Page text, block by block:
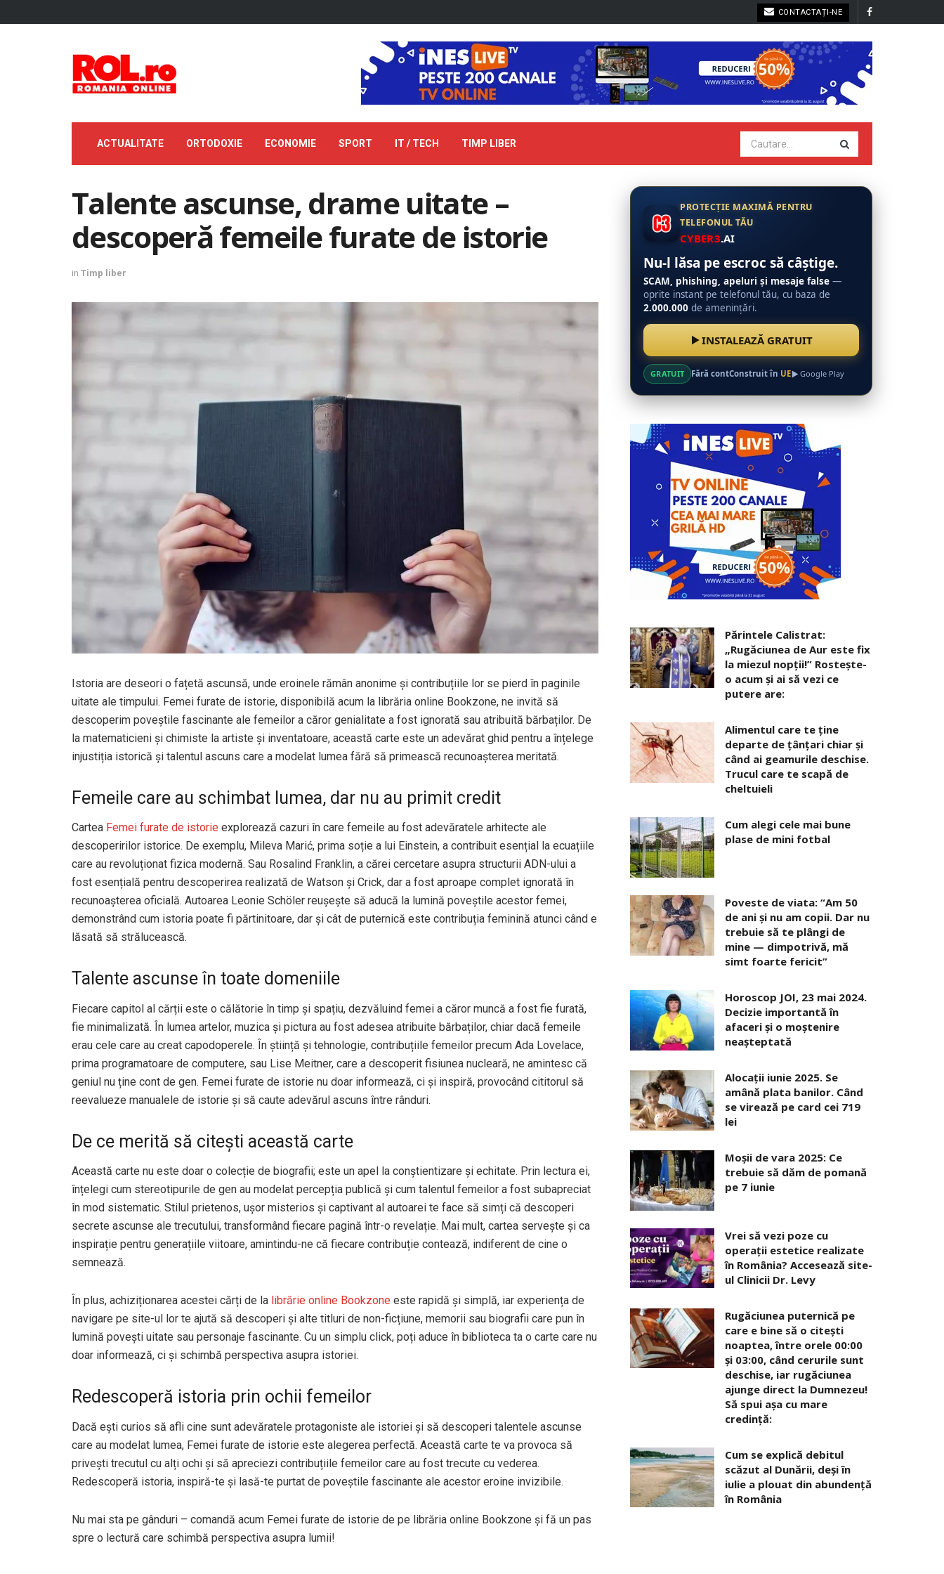
CONTACTAȚI-NE
ACTUALITATE ORTODOXIE ECONOMIE SPORT IT / TECH TIMP LIBER
Talente ascunse, drame uitate –
descoperă femeile furate de istorie
in Timp liber
Istoria are deseori o fațetă ascunsă, unde eroinele rămân anonime și contribuțiile lor se pierd în paginile
uitate ale timpului. Femei furate de istorie, disponibilă acum la librăria online Bookzone, ne invită să
descoperim poveștile fascinante ale femeilor a căror genialitate a fost ignorată sau atribuită bărbaților. De
la matematicieni și chimiste la artiste și inventatoare, această carte este un adevărat ghid pentru a înțelege
injustiția istorică și talentul ascuns care a modelat lumea fără să primească recunoașterea meritată.
Femeile care au schimbat lumea, dar nu au primit credit
Cartea Femei furate de istorie explorează cazuri în care femeile au fost adevăratele arhitecte ale
descoperirilor istorice. De exemplu, Mileva Marić, prima soție a lui Einstein, a contribuit esențial la ecuațiile
care au revoluționat fizica modernă. Sau Rosalind Franklin, a cărei cercetare asupra structurii ADN-ului a
fost esențială pentru descoperirea realizată de Watson și Crick, dar a fost aproape complet ignorată în
recunoașterea oficială. Autoarea Leonie Schöler reușește să aducă la lumină poveștile acestor femei,
demonstrând cum istoria poate fi părtinitoare, dar și cât de puternică este contribuția feminină atunci când e
lăsată să strălucească.
Talente ascunse în toate domeniile
Fiecare capitol al cărții este o călătorie în timp și spațiu, dezvăluind femei a căror muncă a fost fie furată,
fie minimalizată. În lumea artelor, muzica și pictura au fost adesea atribuite bărbaților, chiar dacă femeile
erau cele care au creat capodoperele. În știință și tehnologie, contribuțiile femeilor precum Ada Lovelace,
prima programatoare de computere, sau Lise Meitner, care a descoperit fisiunea nucleară, ne amintesc că
geniul nu ține cont de gen. Femei furate de istorie nu doar informează, ci și inspiră, provocând cititorul să
reevalueze manualele de istorie și să caute adevărul ascuns între rânduri.
De ce merită să citești această carte
Această carte nu este doar o colecție de biografii; este un apel la conștientizare și echitate. Prin lectura ei,
înțelegi cum stereotipurile de gen au modelat percepția publică și cum talentul femeilor a fost subapreciat
în mod sistematic. Stilul prietenos, ușor misterios și captivant al autoarei te face să simți că descoperi
secrete ascunse ale trecutului, transformând fiecare pagină într-o revelație. Mai mult, cartea servește și ca
inspirație pentru generațiile viitoare, amintindu-ne că fiecare contribuție contează, indiferent de cine o
semnează.
În plus, achiziționarea acestei cărți de la librărie online Bookzone este rapidă și simplă, iar experiența de
navigare pe site-ul lor te ajută să descoperi și alte titluri de non-ficțiune, memorii sau biografii care pun în
lumină povești uitate sau personaje fascinante. Cu un simplu click, poți aduce în biblioteca ta o carte care nu
doar informează, ci și schimbă perspectiva asupra istoriei.
Redescoperă istoria prin ochii femeilor
Dacă ești curios să afli cine sunt adevăratele protagoniste ale istoriei și să descoperi talentele ascunse
care au modelat lumea, Femei furate de istorie este alegerea perfectă. Această carte te va provoca să
privești trecutul cu alți ochi și să apreciezi contribuțiile femeilor care au fost trecute cu vederea.
Redescoperă istoria, inspiră-te și lasă-te purtat de poveștile fascinante ale acestor eroine invizibile.
Nu mai sta pe gânduri – comandă acum Femei furate de istorie de pe librăria online Bookzone și fă un pas
spre o lectură care schimbă perspectiva asupra lumii!
PROTECȚIE MAXIMĂ PENTRU
TELEFONUL TĂU
CYBER3.AI
Nu-l lăsa pe escroc să câștige.
SCAM, phishing, apeluri și mesaje false —
oprite instant pe telefonul tău, cu baza de
2.000.000 de amenințări.
INSTALEAZĂ GRATUIT
GRATUIT Fără contConstruit în UE Google Play
Părintele Calistrat:
„Rugăciunea de Aur este fix
la miezul nopţii!” Rosteşte-
o acum şi ai să vezi ce
putere are:
Alimentul care te ține
departe de țânțari chiar și
când ai geamurile deschise.
Trucul care te scapă de
cheltuieli
Cum alegi cele mai bune
plase de mini fotbal
Poveste de viata: “Am 50
de ani și nu am copii. Dar nu
trebuie să te plângi de
mine — dimpotrivă, mă
simt foarte fericit”
Horoscop JOI, 23 mai 2024.
Decizie importantă în
afaceri şi o moştenire
neaşteptată
Alocaţii iunie 2025. Se
amână plata banilor. Când
se virează pe card cei 719
lei
Moșii de vara 2025: Ce
trebuie să dăm de pomană
pe 7 iunie
Vrei să vezi poze cu
operații estetice realizate
în România? Accesează site-
ul Clinicii Dr. Levy
Rugăciunea puternică pe
care e bine să o citești
noaptea, între orele 00:00
și 03:00, când cerurile sunt
deschise, iar rugăciunea
ajunge direct la Dumnezeu!
Să spui așa cu mare
credință:
Cum se explică debitul
scăzut al Dunării, deși în
iulie a plouat din abundență
în România